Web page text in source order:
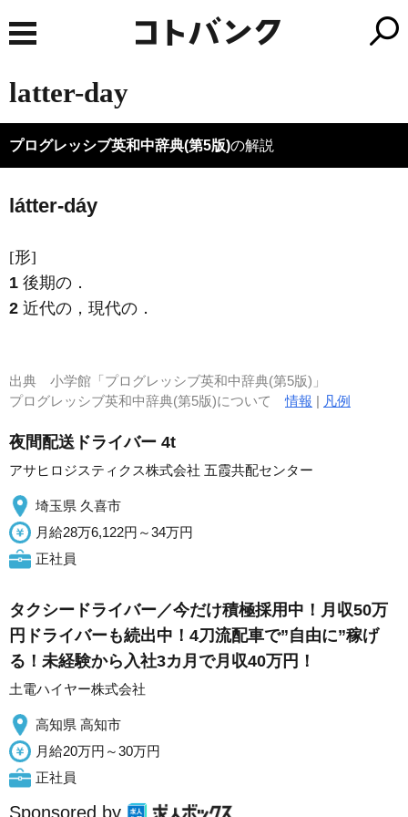
latter-day
プログレッシブ英和中辞典(第5版)の解説
látter-dáy
[形]
1 後期の ．
2 近代の，現代の ．
出典 小学館「プログレッシブ英和中辞典(第5版)」
プログレッシブ英和中辞典(第5版)について情報 | 凡例
夜間配送ドライバー 4t
アサヒロジスティクス株式会社 五霞共配センター
埼玉県 久喜市
月給28万6,122円～34万円
正社員
タクシードライバー／今だけ積極採用中！月収50万
円ドライバーも続出中！4刀流配車で”自由に”稼げ
る！未経験から入社3カ月で月収40万円！
土電ハイヤー株式会社
高知県 高知市
月給20万円～30万円
正社員
Sponsored by